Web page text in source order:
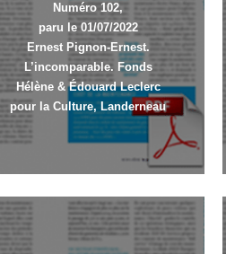
Numéro 102,
paru le 01/07/2022
Ernest Pignon-Ernest.
L’incomparable. Fonds
Hélène & Édouard Leclerc
pour la Culture, Landerneau